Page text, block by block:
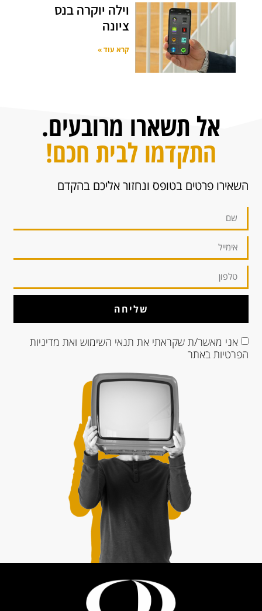
וילה יוקרה בנס
ציונה
קרא עוד »
אל תשארו מרובעים.
התקדמו לבית חכם!
השאירו פרטים בטופס ונחזור אליכם בהקדם
אני מאשר/ת שקראתי את תנאי השימוש ואת מדיניות
הפרטיותבאתר
שליחה